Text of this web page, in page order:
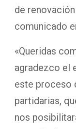
de
comunicado
«Queridas
agradezco el
este proceso
partidarias,
nos